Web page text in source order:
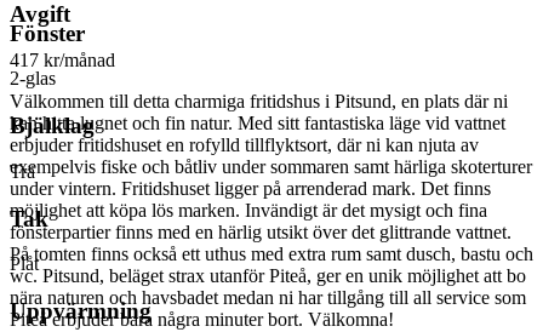
Avgift
417 kr/månad
Välkommen till detta charmiga fritidshus i Pitsund, en plats där ni
kan hitta lugnet och fin natur. Med sitt fantastiska läge vid vattnet
erbjuder fritidshuset en rofylld tillflyktsort, där ni kan njuta av
exempelvis fiske och båtliv under sommaren samt härliga skoterturer
under vintern. Fritidshuset ligger på arrenderad mark. Det finns
möjlighet att köpa lös marken. Invändigt är det mysigt och fina
fönsterpartier finns med en härlig utsikt över det glittrande vattnet.
På tomten finns också ett uthus med extra rum samt dusch, bastu och
wc. Pitsund, beläget strax utanför Piteå, ger en unik möjlighet att bo
nära naturen och havsbadet medan ni har tillgång till all service som
Piteå erbjuder bara några minuter bort. Välkomna!
Fönster
2-glas
Bjälklag
Trä
Tak
Plåt
Uppvärmning